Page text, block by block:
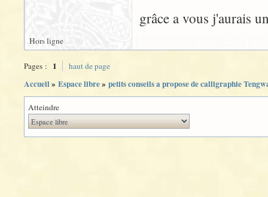
grâce a vous j'aurais
Hors ligne
Pages : 1 haut de page
Accueil» Espace libre» petits conseils a propose de calligraphie
Atteindre